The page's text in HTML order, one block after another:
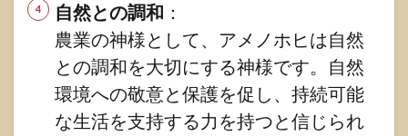
自然との調和 ：
農業の神様として、アメノホヒは自然
との調和を大切にする神様です。自然
環境への敬意と保護を促し、持続可能
な生活を支持する力を持つと信じられ